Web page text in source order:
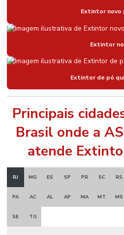
Extintor novo
Extintor
Extintor de pó
Principais
Brasil onde a
atende
RJ MG ES SP PR SC RS
PA AC AL AP MA MT MS
SE TO